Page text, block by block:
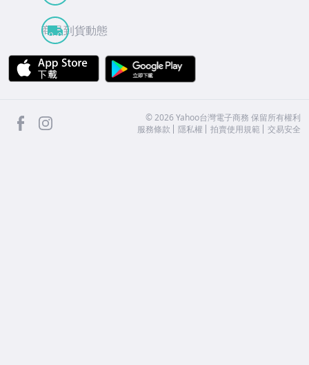
商品到貨動態
APP Store
facebook ©2026 Yahoo台灣電子商務 保留所有權利
服務條款
隱私權 拍賣使用規範 交易安全